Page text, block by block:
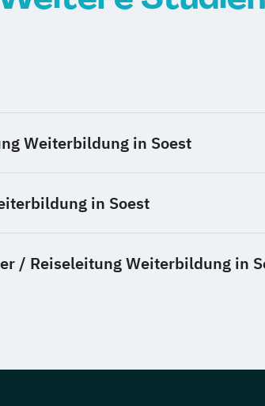
Weiterbildung in Soest
in Soest
/ Reiseleitung Weiterbildung in